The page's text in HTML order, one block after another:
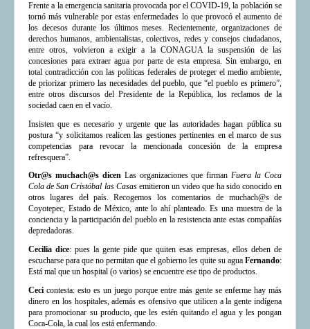
Frente a la emergencia sanitaria provocada por el COVID-19, la población se
tornó más vulnerable por estas enfermedades lo que provocó el aumento de
los decesos durante los últimos meses. Recientemente, organizaciones de
derechos humanos, ambientalistas, colectivos, redes y consejos ciudadanos,
entre otros, volvieron a exigir a la CONAGUA la suspensión de las
concesiones para extraer agua por parte de esta empresa. Sin embargo, en
total contradicción con las políticas federales de proteger el medio ambiente,
de priorizar primero las necesidades del pueblo, que “el pueblo es primero”,
entre otros discursos del Presidente de la República, los reclamos de la
sociedad caen en el vacío.
Insisten que es necesario y urgente que las autoridades hagan pública su
postura “y solicitamos realicen las gestiones pertinentes en el marco de sus
competencias para revocar la mencionada concesión de la empresa
refresquera”.
Otr@s muchach@s dicen Las organizaciones que firmanFuera la Coca
Cola de San Cristóbal las Casas emitieron un video que ha sido conocido en
otros lugares del país. Recogemos los comentarios de muchach@s de
Coyotepec, Estado de México, ante lo ahí planteado. Es una muestra de la
conciencia y la participación del pueblo en la resistencia ante estas compañías
depredadoras.
Cecilia dice: pues la gente pide que quiten esas empresas, ellos deben de
escucharse para que no permitan que el gobierno les quite su agua Fernando:
Está mal que un hospital (o varios) se encuentre ese tipo de productos.
Ceci contesta: esto es un juego porque entre más gente se enferme hay más
dinero en los hospitales, además es ofensivo que utilicen a la gente indígena
para promocionar su producto, que les estén quitando el agua y les pongan
Coca-Cola, la cual los está enfermando.